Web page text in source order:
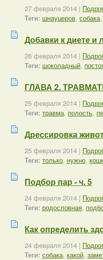
27 февраля 2014 |
Теги: шнауцеров, собака,
Добавки к диете и
26 февраля 2014 |
Теги: шоколадный,
ГЛАВА 2.
25 февраля 2014 |
Теги: травма, полость,
Дрессировка
25 февраля 2014 |
Теги: только, нужно,
Подбор пар - ч. 5
24 февраля 2014 |
Теги: родословная,
Как определить
24 февраля 2014 |
Теги: собака, какой,